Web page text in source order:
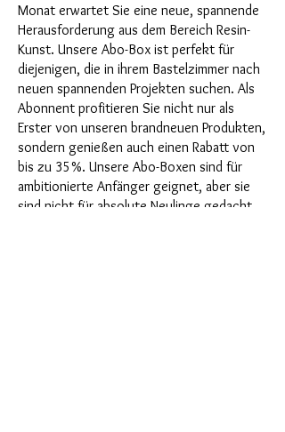
Monat erwartet Sie eine neue, spannende
Herausforderung aus dem Bereich Resin-
Kunst. Unsere Abo-Box ist perfekt für
diejenigen, die in ihrem Bastelzimmer nach
neuen spannenden Projekten suchen. Als
Abonnent profitieren Sie nicht nur als
Erster von unseren brandneuen Produkten,
sondern genießen auch einen Rabatt von
bis zu 35%. Unsere Abo-Boxen sind für
ambitionierte Anfänger geignet, aber sie
sind nicht für absolute Neulinge gedacht.